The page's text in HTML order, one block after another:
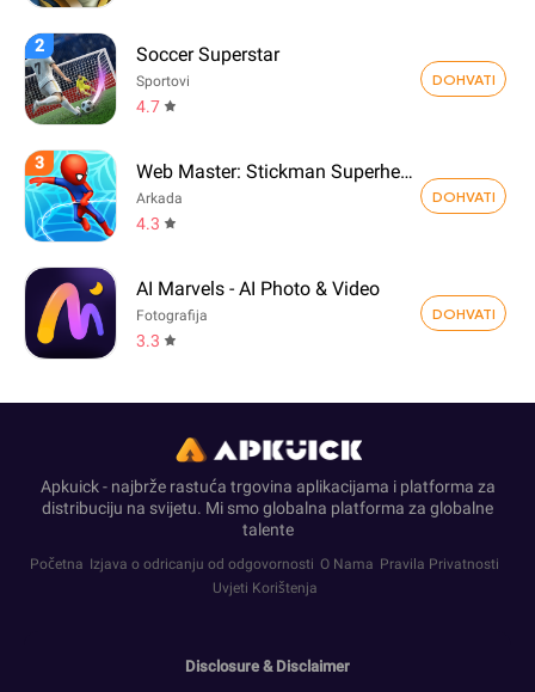
2 Soccer Superstar
Sportovi
4.7
DOHVATI
3 Web Master: Stickman Superhero
Arkada
4.3
DOHVATI
AI Marvels - AI Photo & Video
Fotografija
3.3
DOHVATI
Apkuick - najbrže rastuća trgovina aplikacijama i platforma za
distribuciju na svijetu. Mi smo globalna platforma za globalne
talente
Početna Izjava o odricanju od odgovornosti O Nama Pravila Privatnosti
Uvjeti Korištenja
Disclosure & Disclaimer